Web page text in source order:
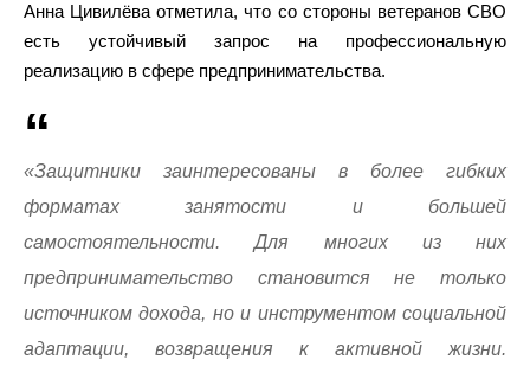
Анна Цивилёва отметила, что со стороны ветеранов СВО
есть устойчивый запрос на профессиональную
реализацию в сфере предпринимательства.
«Защитники заинтересованы в более гибких
форматах занятости и большей
самостоятельности. Для многих из них
предпринимательство становится не только
источником дохода, но и инструментом социальной
адаптации, возвращения к активной жизни.